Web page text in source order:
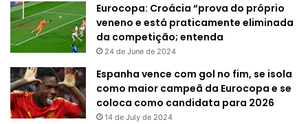
Eurocopa: Croácia “prova do próprio
veneno e está praticamente eliminada
da competição; entenda
24 de June de 2024
Espanha vence com gol no fim, se isola
como maior campeã da Eurocopa e se
coloca como candidata para 2026
14 de July de 2024